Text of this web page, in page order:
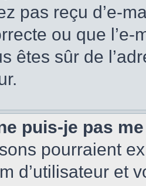
pas reçu d’e-
ou que
êtes sûr de
puis-je pas
pourraient
d’utilisateur et